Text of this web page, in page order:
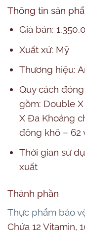
Thông tin sản
Giá bán:
Xuất xứ: Mỹ
Thương hiệu:
Quy cách
gồm: Double
X Đa Khoáng
đông khô – 62
Thời gian sử
xuất
Thành phần
Thực phẩm bảo
Chứa 12 Vitamin,